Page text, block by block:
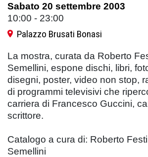
Sabato 20 settembre 2003
10:00 - 23:00
Palazzo Brusati Bonasi
La mostra, curata da Roberto
Semellini, espone dischi, libri,
disegni, poster, video non stop,
di programmi televisivi che
carriera di Francesco Guccini,
scrittore.
Catalogo a cura di: Roberto
Semellini